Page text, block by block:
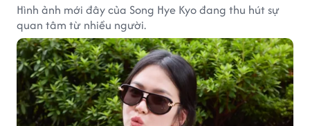
Hình ảnh mới đây của Song Hye Kyo đang thu hút sự
quan tâm từ nhiều người.